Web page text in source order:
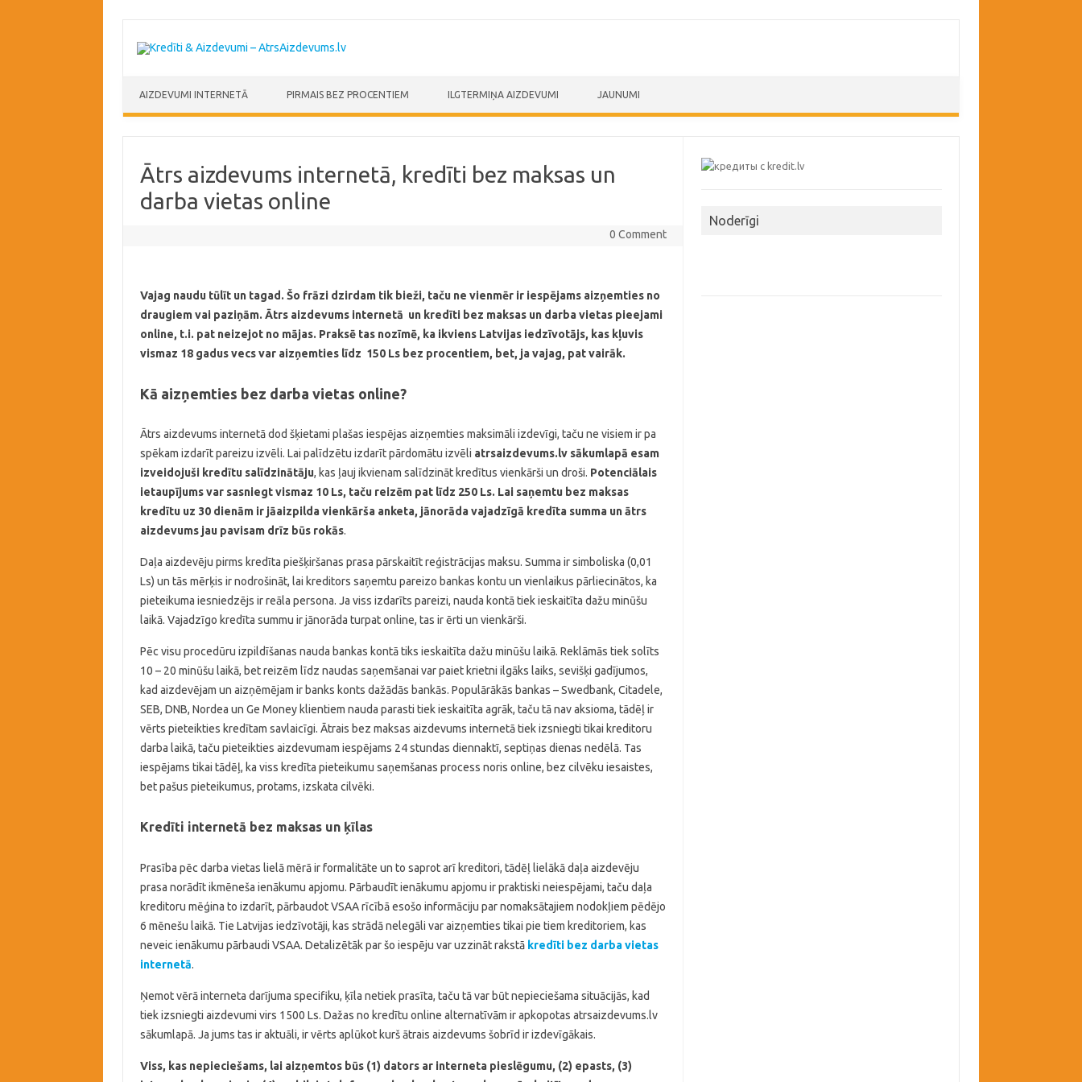
AIZDEVUMI INTERNETĀ PIRMAIS BEZ PROCENTIEM ILGTERMIŅA AIZDEVUMI JAUNUMI
Ātrs aizdevums internetā, kredīti bez maksas un
darba vietas online
0 Comment
Vajag naudu tūlīt un tagad. Šo frāzi dzirdam tik bieži, taču ne vienmēr ir iespējams aizņemties no
draugiem vai paziņām. Ātrs aizdevums internetā un kredīti bez maksas un darba vietas pieejami
online, t.i. pat neizejot no mājas. Praksē tas nozīmē, ka ikviens Latvijas iedzīvotājs, kas kļuvis
vismaz 18 gadus vecs var aizņemties līdz 150 Ls bez procentiem, bet, ja vajag, pat vairāk.
Kā aizņemties bez darba vietas online?
Ātrs aizdevums internetā dod šķietami plašas iespējas aizņemties maksimāli izdevīgi, taču ne visiem ir pa
spēkam izdarīt pareizu izvēli. Lai palīdzētu izdarīt pārdomātu izvēli atrsaizdevums.lv sākumlapā esam
izveidojuši kredītu salīdzinātāju, kas ļauj ikvienam salīdzināt kredītus vienkārši un droši. Potenciālais
ietaupījums var sasniegt vismaz 10 Ls, taču reizēm pat līdz 250 Ls. Lai saņemtu bez maksas
kredītu uz 30 dienām ir jāaizpilda vienkārša anketa, jānorāda vajadzīgā kredīta summa un ātrs
aizdevums jau pavisam drīz būs rokās.
Daļa aizdevēju pirms kredīta piešķiršanas prasa pārskaitīt reģistrācijas maksu. Summa ir simboliska (0,01
Ls) un tās mērķis ir nodrošināt, lai kreditors saņemtu pareizo bankas kontu un vienlaikus pārliecinātos, ka
pieteikuma iesniedzējs ir reāla persona. Ja viss izdarīts pareizi, nauda kontā tiek ieskaitīta dažu minūšu
laikā. Vajadzīgo kredīta summu ir jānorāda turpat online, tas ir ērti un vienkārši.
Pēc visu procedūru izpildīšanas nauda bankas kontā tiks ieskaitīta dažu minūšu laikā. Reklāmās tiek solīts
10 – 20 minūšu laikā, bet reizēm līdz naudas saņemšanai var paiet krietni ilgāks laiks, sevišķi gadījumos,
kad aizdevējam un aizņēmējam ir banks konts dažādās bankās. Populārākās bankas – Swedbank, Citadele,
SEB, DNB, Nordea un Ge Money klientiem nauda parasti tiek ieskaitīta agrāk, taču tā nav aksioma, tādēļ ir
vērts pieteikties kredītam savlaicīgi. Ātrais bez maksas aizdevums internetā tiek izsniegti tikai kreditoru
darba laikā, taču pieteikties aizdevumam iespējams 24 stundas diennaktī, septiņas dienas nedēlā. Tas
iespējams tikai tādēļ, ka viss kredīta pieteikumu saņemšanas process noris online, bez cilvēku iesaistes,
bet pašus pieteikumus, protams, izskata cilvēki.
Kredīti internetā bez maksas un ķīlas
Prasība pēc darba vietas lielā mērā ir formalitāte un to saprot arī kreditori, tādēļ lielākā daļa aizdevēju
prasa norādīt ikmēneša ienākumu apjomu. Pārbaudīt ienākumu apjomu ir praktiski neiespējami, taču daļa
kreditoru mēģina to izdarīt, pārbaudot VSAA rīcībā esošo informāciju par nomaksātajiem nodokļiem pēdējo
6 mēnešu laikā. Tie Latvijas iedzīvotāji, kas strādā nelegāli var aizņemties tikai pie tiem kreditoriem, kas
neveic ienākumu pārbaudi VSAA. Detalizētāk par šo iespēju var uzzināt rakstā kredīti bez darba vietas
internetā.
Ņemot vērā interneta darījuma specifiku, ķīla netiek prasīta, taču tā var būt nepieciešama situācijās, kad
tiek izsniegti aizdevumi virs 1500 Ls. Dažas no kredītu online alternatīvām ir apkopotas atrsaizdevums.lv
sākumlapā. Ja jums tas ir aktuāli, ir vērts aplūkot kurš ātrais aizdevums šobrīd ir izdevīgākais.
Viss, kas nepieciešams, lai aizņemtos būs (1) dators ar interneta pieslēgumu, (2) epasts, (3)
Noderīgi